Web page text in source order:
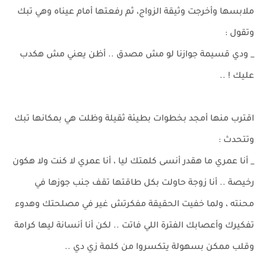
ملابسها وأخرجت وثيقة الزواج، ثم رفعتها أمام عيناه وهي تبك
وتقول :
_ ودي قسيمة جوازنا لو مش مصدق .. أظن يعني مش هكدب
عليك ! ..
اقترب منها أمجد بخطوات بطيئة ثقيلة وظلت هي بمكانها تبك
وتتحدث :
_ أنا عمري ما هقدر أنسى كلمتك ليا ، أنا عمري لا كنت ولا هكون
رخيصة .. أنا زوجة حاولت بكل طاقتها تقف جنب جوزها في
محنته ، ولما خفيت الحقيقة مفكرتش غير في مصلحتك وهدوء
تفكيرك وأعصابك الفترة اللي فاتت .. لكن أنا أنسانة ليها كرامة
وقلب ممكن بسهولة يتكسروا من كلمة زي دي ..